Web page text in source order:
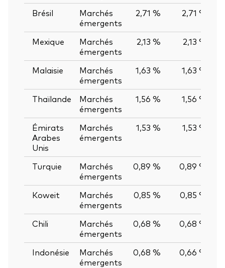
Brésil
Marchés
émergents
2,71 % 2,71 %
Mexique
Marchés
émergents
2,13 % 2,13 %
Malaisie
Marchés
émergents
1,63 % 1,63 %
Thaïlande
Marchés
émergents
1,56 % 1,56 %
Émirats
Arabes
Unis
Marchés
émergents
1,53 % 1,53 %
Turquie
Marchés
émergents
0,89 % 0,89 %
Koweit
Marchés
émergents
0,85 % 0,85 %
Chili
Marchés
émergents
0,68 % 0,68 %
Indonésie
Marchés
émergents
0,68 % 0,66 %